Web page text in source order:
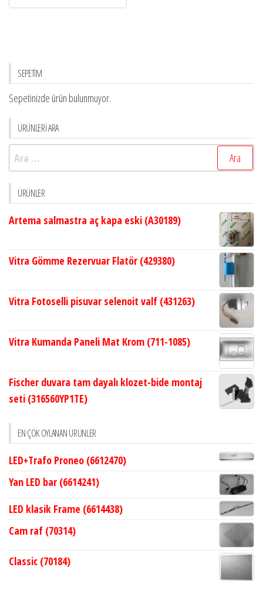
SEPETİM
Sepetinizde ürün bulunmuyor.
ÜRÜNLERİ ARA
Arama:
ÜRÜNLER
Artema salmastra aç kapa eski (A30189)
Vitra Gömme Rezervuar Flatör (429380)
Vitra Fotoselli pisuvar selenoit valf (431263)
Vitra Kumanda Paneli Mat Krom (711-1085)
Fischer duvara tam dayalı klozet-bide montaj
seti (316560YP1TE)
EN ÇOK OYLANAN ÜRÜNLER
LED+Trafo Proneo (6612470)
Yan LED bar (6614241)
LED klasik Frame (6614438)
Cam raf (70314)
Classic (70184)